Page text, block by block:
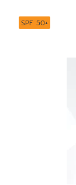
SPF 50+